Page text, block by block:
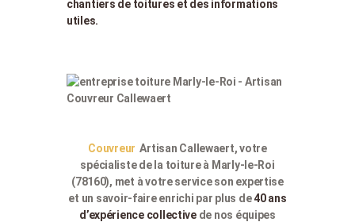
chantiers de toitures et des informations
utiles.
Couvreur Artisan Callewaert, votre
spécialiste de la toiture à Marly-le-Roi
(78160), met à votre service son expertise
et un savoir-faire enrichi par plus de40 ans
d’expérience collectivede nos équipes